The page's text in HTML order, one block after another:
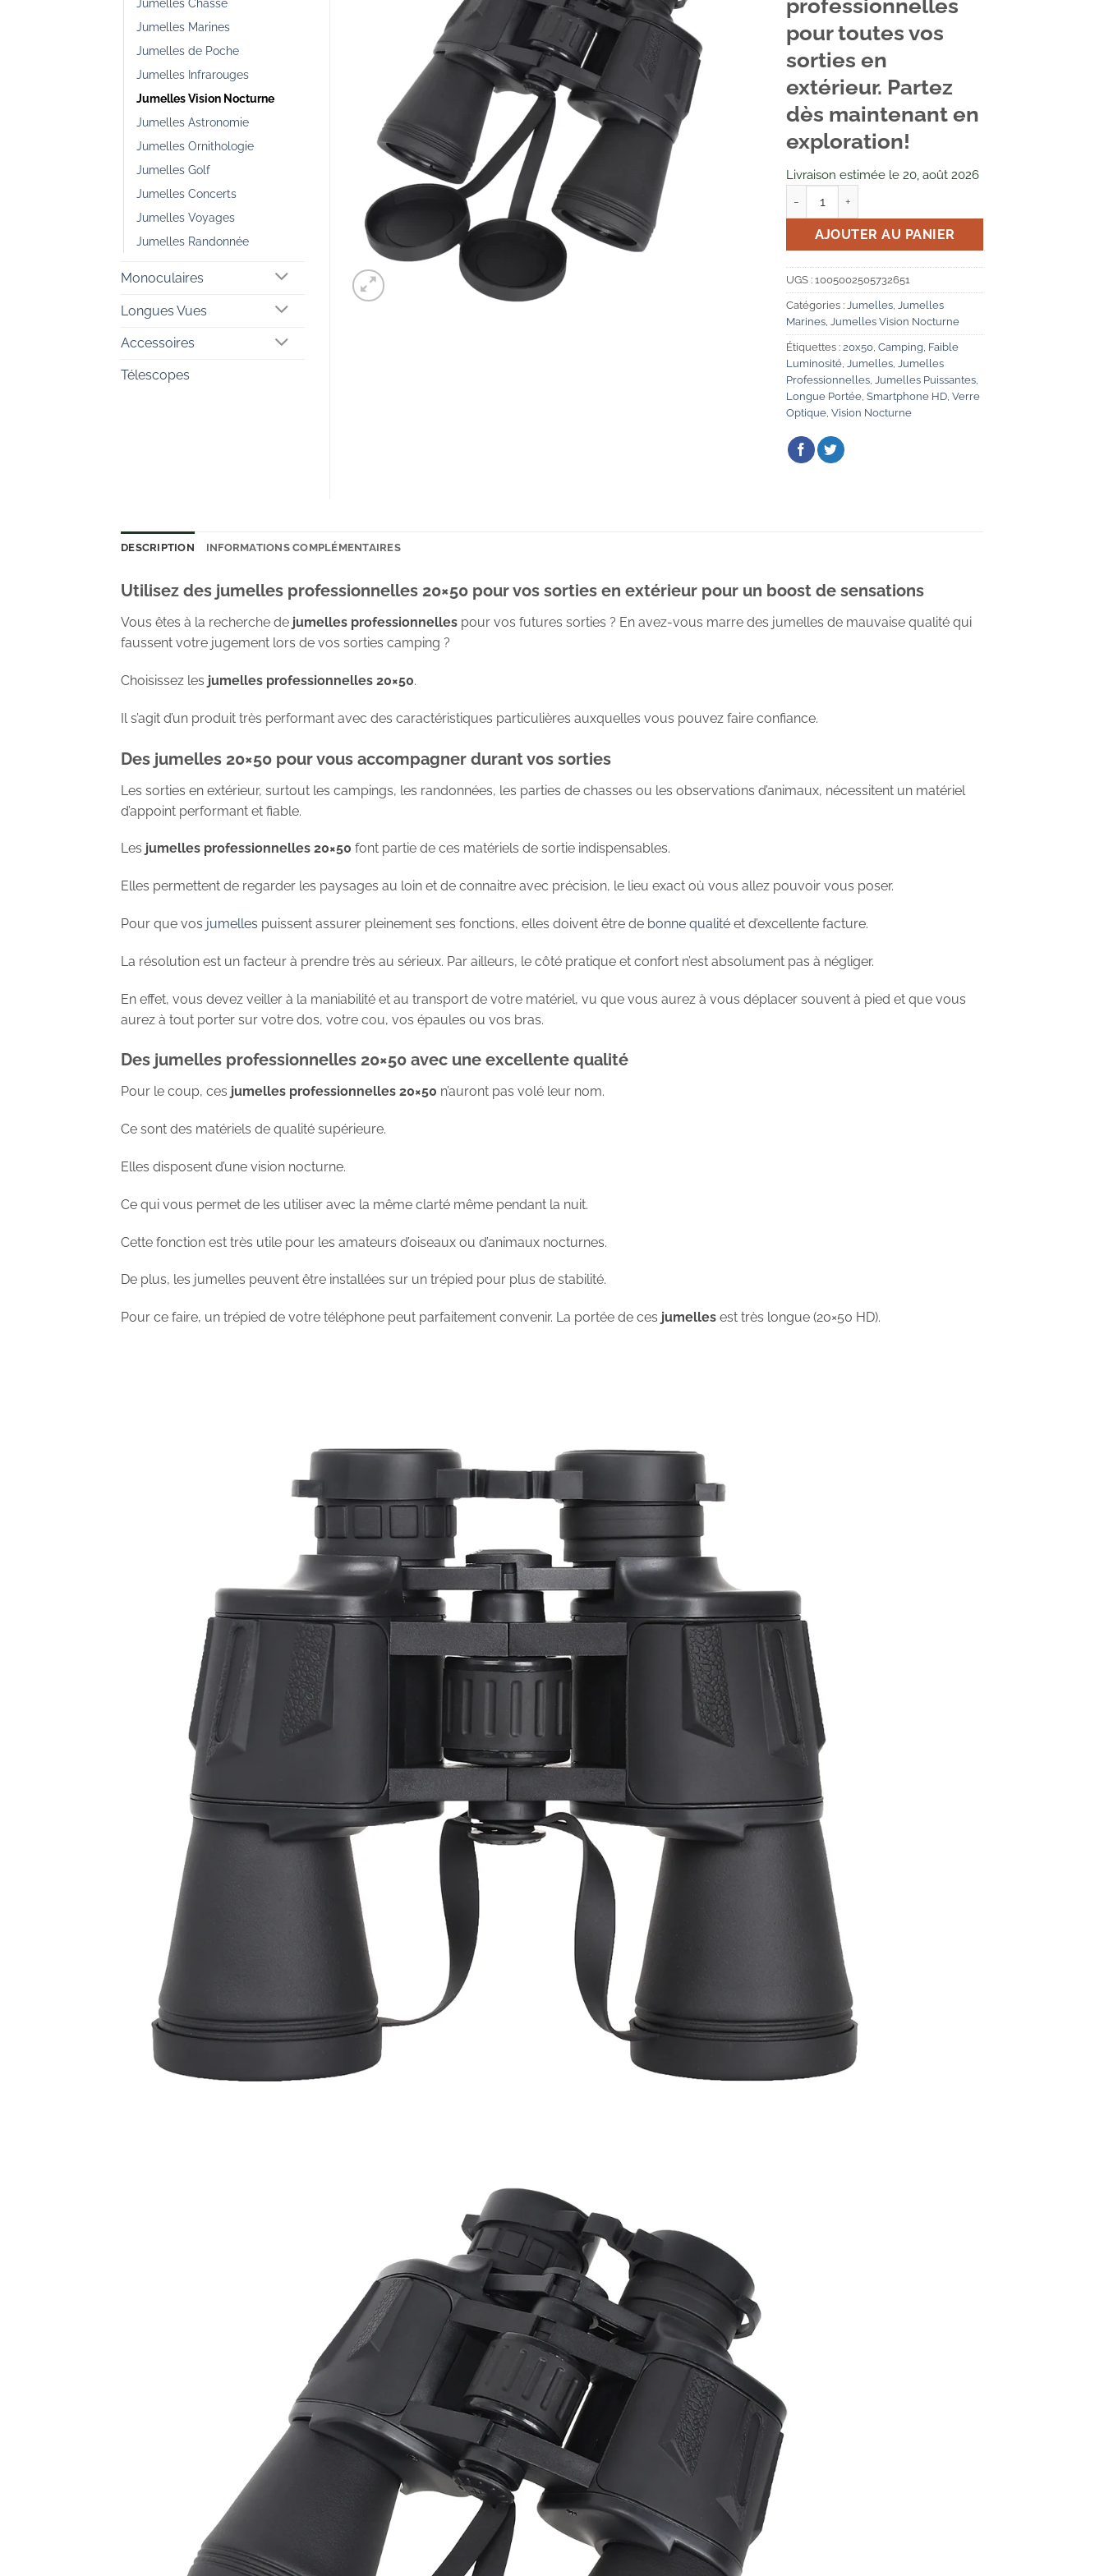
professionnelles
pour toutes vos
sorties en
extérieur. Partez
dès maintenant en
exploration!
Livraison estimée le 20, août 2026
AJOUTER AU PANIER
UGS : 1005002505732651
Catégories : Jumelles, Jumelles
Marines, Jumelles Vision Nocturne
Étiquettes : 20x50, Camping, Faible
Luminosité, Jumelles, Jumelles
Professionnelles, Jumelles Puissantes,
Longue Portée, Smartphone HD, Verre
Optique, Vision Nocturne
Jumelles Chasse
Jumelles Marines
Jumelles de Poche
Jumelles Infrarouges
Jumelles Vision Nocturne
Jumelles Astronomie
Jumelles Ornithologie
Jumelles Golf
Jumelles Concerts
Jumelles Voyages
Jumelles Randonnée
Monoculaires
Longues Vues
Accessoires
Télescopes
DESCRIPTION INFORMATIONS COMPLÉMENTAIRES
Utilisez des jumelles professionnelles 20×50 pour vos sorties en extérieur pour un boost de sensations
Vous êtes à la recherche de jumelles professionnelles pour vos futures sorties ? En avez-vous marre des jumelles de mauvaise qualité qui
faussent votre jugement lors de vos sorties camping ?
Choisissez les jumelles professionnelles 20×50.
Il s’agit d’un produit très performant avec des caractéristiques particulières auxquelles vous pouvez faire confiance.
Des jumelles 20×50 pour vous accompagner durant vos sorties
Les sorties en extérieur, surtout les campings, les randonnées, les parties de chasses ou les observations d’animaux, nécessitent un matériel
d’appoint performant et fiable.
Les jumelles professionnelles 20×50 font partie de ces matériels de sortie indispensables.
Elles permettent de regarder les paysages au loin et de connaitre avec précision, le lieu exact où vous allez pouvoir vous poser.
Pour que vos jumelles puissent assurer pleinement ses fonctions, elles doivent être de bonne qualité et d’excellente facture.
La résolution est un facteur à prendre très au sérieux. Par ailleurs, le côté pratique et confort n’est absolument pas à négliger.
En effet, vous devez veiller à la maniabilité et au transport de votre matériel, vu que vous aurez à vous déplacer souvent à pied et que vous
aurez à tout porter sur votre dos, votre cou, vos épaules ou vos bras.
Des jumelles professionnelles 20×50 avec une excellente qualité
Pour le coup, ces jumelles professionnelles 20×50 n’auront pas volé leur nom.
Ce sont des matériels de qualité supérieure.
Elles disposent d’une vision nocturne.
Ce qui vous permet de les utiliser avec la même clarté même pendant la nuit.
Cette fonction est très utile pour les amateurs d’oiseaux ou d’animaux nocturnes.
De plus, les jumelles peuvent être installées sur un trépied pour plus de stabilité.
Pour ce faire, un trépied de votre téléphone peut parfaitement convenir. La portée de ces jumelles est très longue (20×50 HD).